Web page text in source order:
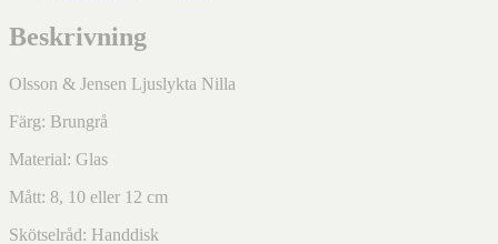
Beskrivning
Olsson & Jensen Ljuslykta Nilla
Färg: Brungrå
Material: Glas
Mått: 8, 10 eller 12 cm
Skötselråd: Handdisk